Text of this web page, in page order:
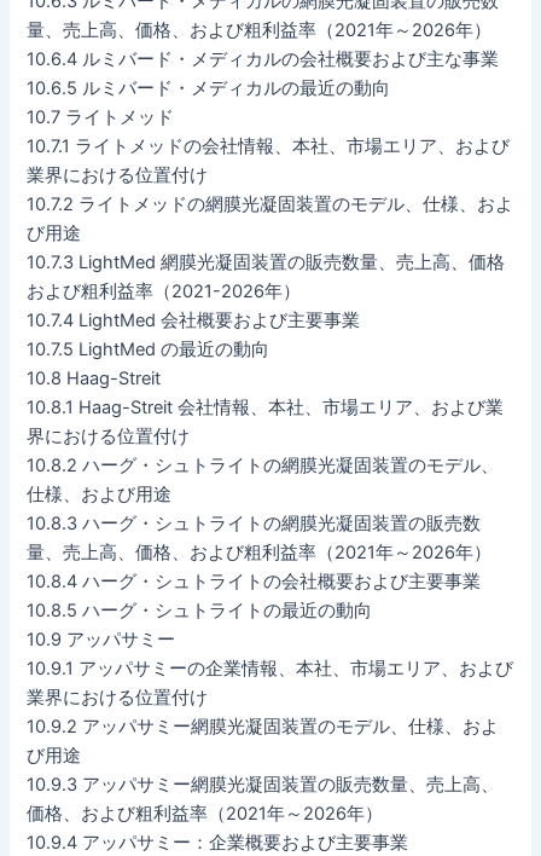
量、売上高、価格、および粗利益率（2021年～2026年）
10.6.4 ルミバード・メディカルの会社概要および主な事業
10.6.5 ルミバード・メディカルの最近の動向
10.7 ライトメッド
10.7.1 ライトメッドの会社情報、本社、市場エリア、および
業界における位置付け
10.7.2 ライトメッドの網膜光凝固装置のモデル、仕様、およ
び用途
10.7.3 LightMed 網膜光凝固装置の販売数量、売上高、価格
および粗利益率（2021-2026年）
10.7.4 LightMed 会社概要および主要事業
10.7.5 LightMed の最近の動向
10.8 Haag-Streit
10.8.1 Haag-Streit 会社情報、本社、市場エリア、および業
界における位置付け
10.8.2 ハーグ・シュトライトの網膜光凝固装置のモデル、
仕様、および用途
10.8.3 ハーグ・シュトライトの網膜光凝固装置の販売数
量、売上高、価格、および粗利益率（2021年～2026年）
10.8.4 ハーグ・シュトライトの会社概要および主要事業
10.8.5 ハーグ・シュトライトの最近の動向
10.9 アッパサミー
10.9.1 アッパサミーの企業情報、本社、市場エリア、および
業界における位置付け
10.9.2 アッパサミー網膜光凝固装置のモデル、仕様、およ
び用途
10.9.3 アッパサミー網膜光凝固装置の販売数量、売上高、
価格、および粗利益率（2021年～2026年）
10.9.4 アッパサミー：企業概要および主要事業